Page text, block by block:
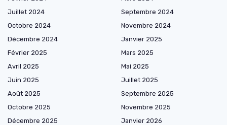
Juillet 2024
Septembre 2024
Octobre 2024
Novembre 2024
Décembre 2024
Janvier 2025
Février 2025
Mars 2025
Avril 2025
Mai 2025
Juin 2025
Juillet 2025
Août 2025
Septembre 2025
Octobre 2025
Novembre 2025
Décembre 2025
Janvier 2026